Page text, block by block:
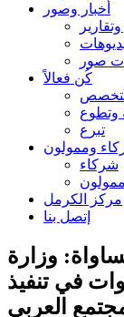
أخبار وصور
وتقارير
صور
كُن فعالاً
وتطوع
تبرع
وممولون
شركاء
مركز الكرمل
إتصل بنا
وزارة
في تنفيذ
العربي